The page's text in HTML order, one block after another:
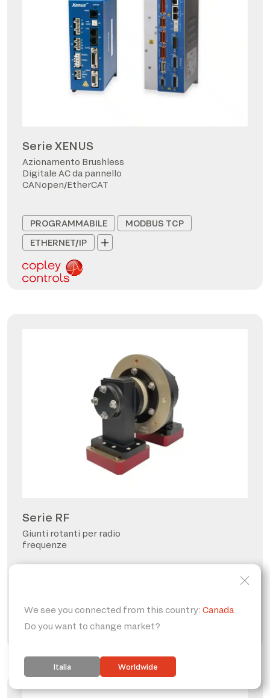
Serie XENUS
Azionamento Brushless
Digitale AC da pannello
CANopen/EtherCAT
PROGRAMMABILE
MODBUS TCP
ETHERNET/IP
Serie RF
Giunti rotanti per radio
frequenze